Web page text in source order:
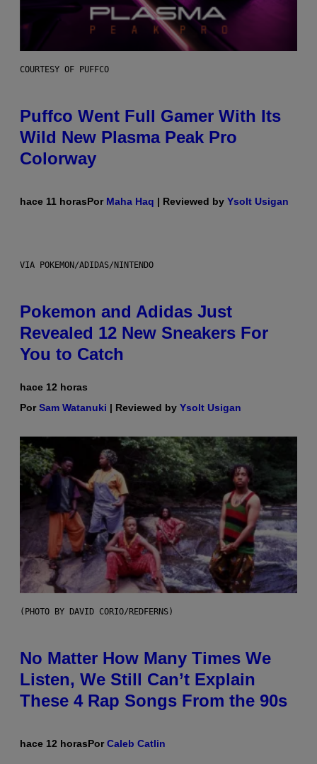
COURTESY OF PUFFCO
Puffco Went Full Gamer With Its
Wild New Plasma Peak Pro
Colorway
hace 11 horasPor Maha Haq | Reviewed by Ysolt Usigan
VIA POKEMON/ADIDAS/NINTENDO
Pokemon and Adidas Just
Revealed 12 New Sneakers For
You to Catch
hace 12 horas
PorSam Watanuki | Reviewed by Ysolt Usigan
(PHOTO BY DAVID CORIO/REDFERNS)
No Matter How Many Times We
Listen, We Still Can’t Explain
These 4 Rap Songs From the 90s
hace 12 horasPorCaleb Catlin